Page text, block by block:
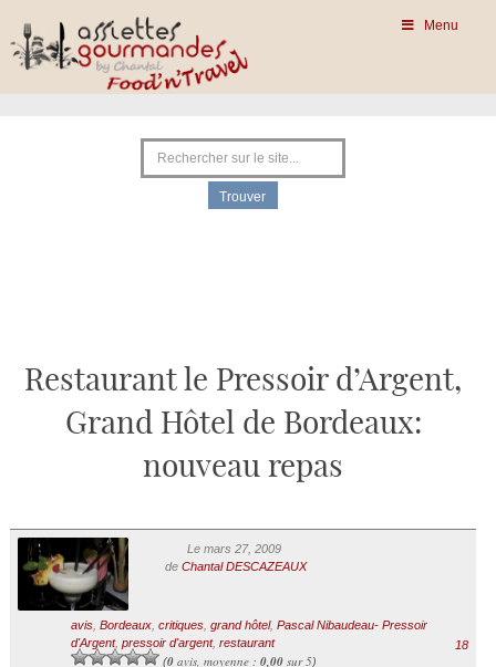
Menu
Restaurant le Pressoir d’Argent,
Grand Hôtel de Bordeaux:
nouveau repas
Le mars 27, 2009
de Chantal DESCAZEAUX
avis, Bordeaux, critiques, grand hôtel, Pascal Nibaudeau- Pressoir
d'Argent, pressoir d'argent, restaurant
(0avis, moyenne : 0,00sur 5)
18